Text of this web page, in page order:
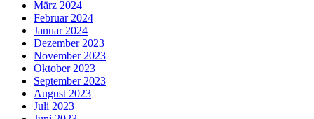
März 2024
Februar 2024
Januar 2024
Dezember 2023
November 2023
Oktober 2023
September 2023
August 2023
Juli 2023